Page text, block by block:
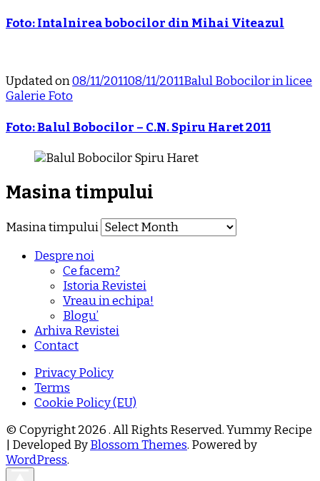
Foto: Intalnirea bobocilor din Mihai Viteazul
Updated on08/11/201108/11/2011Balul Bobocilor in licee
Galerie Foto
Foto: Balul Bobocilor – C.N. Spiru Haret 2011
Masina timpului
Masina timpului
Despre noi
Ce facem?
Istoria Revistei
Vreau in echipa!
Blogu’
Arhiva Revistei
Contact
Privacy Policy
Terms
Cookie Policy (EU)
© Copyright 2026. All Rights Reserved.Yummy Recipe
| Developed ByBlossom Themes. Powered by
WordPress.